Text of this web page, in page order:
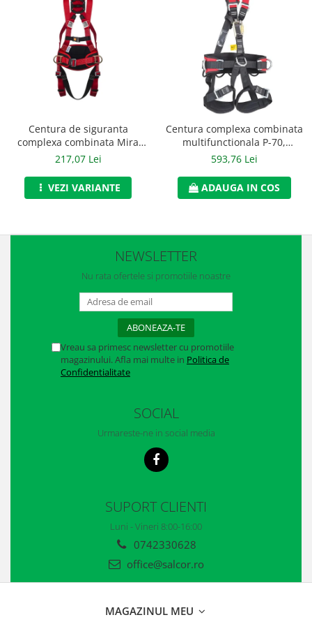
Manusi neopren
Manusi nitril
Manusi piele
Manusi PVC
Manusi tricot impregnat
Manusi zale
Outdoor
Curatenie si igiena
Protectia capului
Centura de siguranta
complexa combinata Mira
S72, art.1G50
217,07 Lei
VEZI VARIANTE
Centura complexa combinata
multifunctionala P-70,
Art.1G52
593,76 Lei
ADAUGA IN COS
NEWSLETTER
Nu rata ofertele si promotiile noastre
Vreau sa primesc newsletter cu promotiile
magazinului. Afla mai multe in Politica de
Confidentialitate
SOCIAL
Urmareste-ne in social media
SUPORT CLIENTI
Luni - Vineri 8:00-16:00
0742330628
office@salcor.ro
MAGAZINUL MEU